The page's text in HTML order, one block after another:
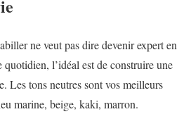
ne veut pas dire devenir expert en
l’idéal est de construire une
Les tons neutres sont vos meilleurs
marine, beige, kaki, marron.